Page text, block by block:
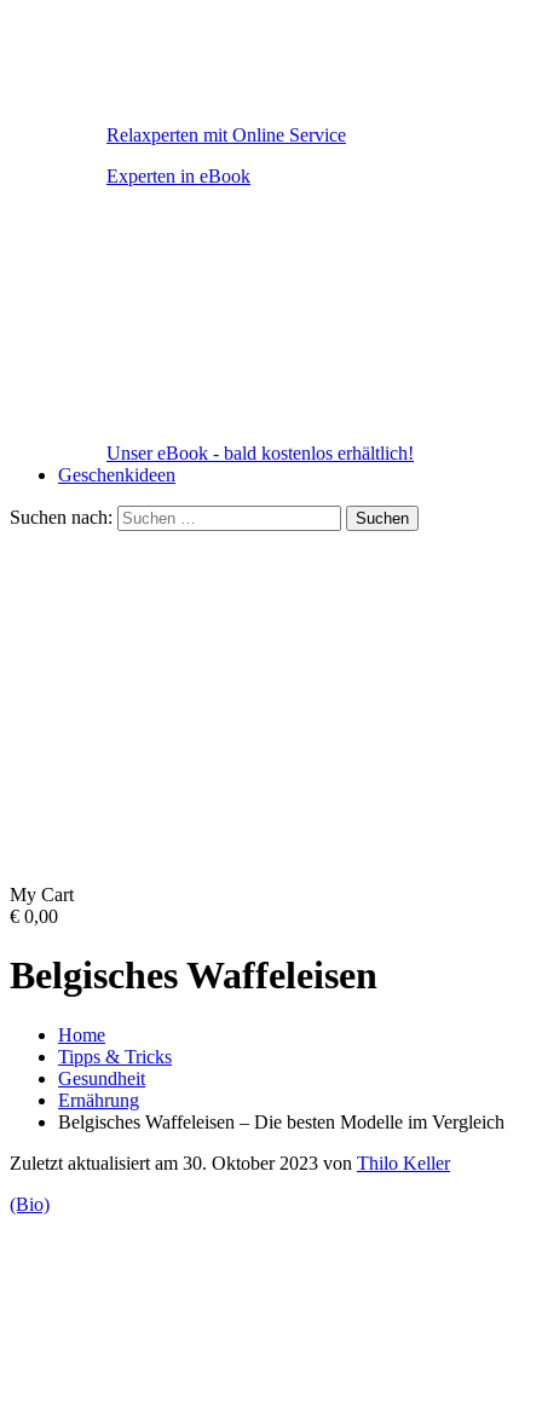
Relaxperten mit Online Service
Experten in eBook
Unser eBook - bald kostenlos erhältlich!
Geschenkideen
Suchen nach:
My Cart
€ 0,00
Belgisches Waffeleisen
Home
Tipps & Tricks
Gesundheit
Ernährung
Belgisches Waffeleisen – Die besten Modelle im Vergleich
Zuletzt aktualisiert am 30. Oktober 2023 von Thilo Keller
(Bio)